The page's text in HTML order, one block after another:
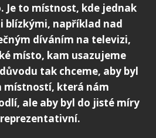
Je to místnost, kde jednak
blízkými, například nad
díváním na televizi,
místo, kam usazujeme
tak chceme, aby byl
místností, která nám
ale aby byl do jisté míry